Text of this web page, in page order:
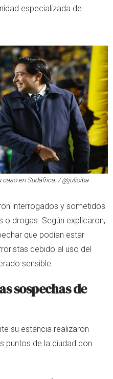
especializada de
caso en Sudáfrica. / @julioiba
interrogados y sometidos
o drogas. Según explicaron,
que podían estar
debido al uso del
sensible.
sospechas de
su estancia realizaron
puntos de la ciudad con